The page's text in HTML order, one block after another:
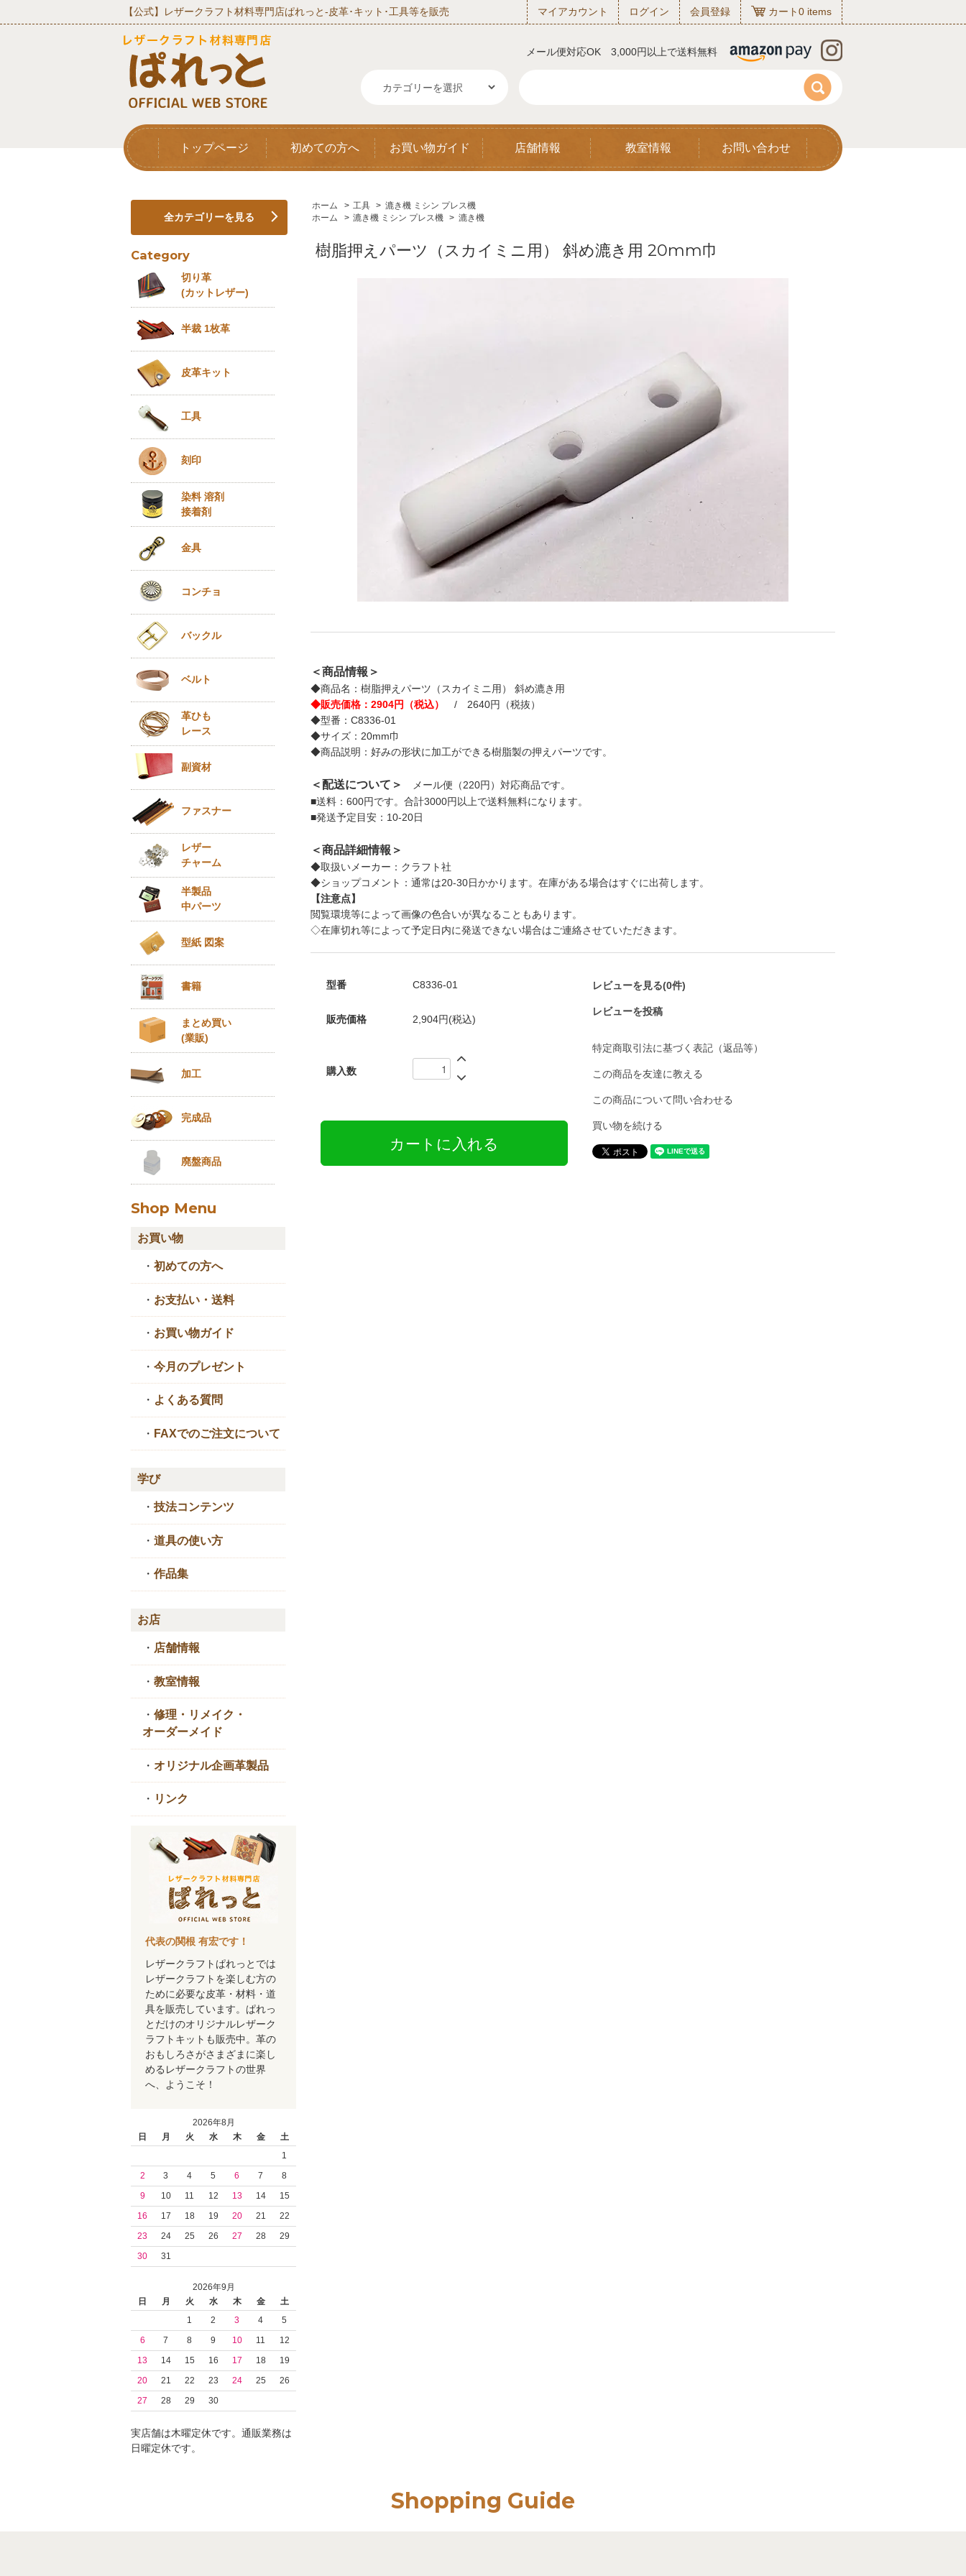
【公式】レザークラフト材料専門店ぱれっと‐皮革･キット･工具等を販売 マイアカウント ログイン 会員登録 カート0 items
メール便対応OK 3,000円以上で送料無料
トップページ 初めての方へ お買い物ガイド 店舗情報 教室情報 お問い合わせ
ホーム > 工具 > 漉き機 ミシン プレス機
ホーム
> 漉き機 ミシン プレス機 > 漉き機
樹脂押えパーツ（スカイミニ用） 斜め漉き用 20mm巾
＜商品情報＞
◆商品名：樹脂押えパーツ（スカイミニ用） 斜め漉き用
◆販売価格：2904円（税込）
/ 2640円（税抜）
◆型番：C8336-01
◆サイズ：20mm巾
◆商品説明：好みの形状に加工ができる樹脂製の押えパーツです。
＜配送について＞
メール便（220円）対応商品です。
■送料：600円です。合計3000円以上で送料無料になります。
■発送予定目安：10-20日
＜商品詳細情報＞
◆取扱いメーカー：クラフト社
◆ショップコメント：通常は20‐30日かかります。在庫がある場合はすぐに出荷します。
【注意点】
閲覧環境等によって画像の色合いが異なることもあります。
◇在庫切れ等によって予定日内に発送できない場合はご連絡させていただきます。
型番 C8336-01
販売価格 2,904円(税込)
購入数
レビューを見る(0件)
レビューを投稿
特定商取引法に基づく表記（返品等）
この商品を友達に教える
この商品について問い合わせる
買い物を続ける
全カテゴリーを見る
Category
切り革
(カットレザー)
半裁 1枚革
皮革キット
工具
刻印
染料 溶剤
接着剤
金具
コンチョ
バックル
ベルト
革ひも
レース
副資材
ファスナー
レザー
チャーム
半製品
中パーツ
型紙 図案
書籍
まとめ買い
(業販)
加工
完成品
廃盤商品
Shop Menu
お買い物
・ 初めての方へ
・ お支払い・送料
・ お買い物ガイド
・ 今月のプレゼント
・ よくある質問
・ FAXでのご注文について
学び
・ 技法コンテンツ
・ 道具の使い方
・ 作品集
お店
・ 店舗情報
・ 教室情報
・ 修理・リメイク・
オーダーメイド
・ オリジナル企画革製品
・ リンク
代表の関根 有宏です！
レザークラフトぱれっとでは
レザークラフトを楽しむ方の
ために必要な皮革・材料・道
具を販売しています。ぱれっ
とだけのオリジナルレザーク
ラフトキットも販売中。革の
おもしろさがさまざまに楽し
めるレザークラフトの世界
へ、ようこそ！
2026年8月
日
月 火 水 木 金
土
1
2
3 4 5 6 7
8
9
10 11 12 13 14
15
16
17 18 19 20 21
22
23
24 25 26 27 28
29
30
31
2026年9月
日
月 火 水 木 金
土
1
2 3 4
5
6
7 8 9 10 11
12
13
14 15 16 17 18
19
20
21 22 23 24 25
26
27
28 29 30
実店舗は木曜定休です。通販業務は
日曜定休です。
Shopping Guide